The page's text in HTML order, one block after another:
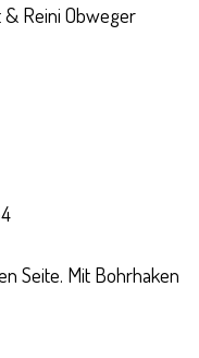
Reini Obweger
Seite. Mit Bohrhaken